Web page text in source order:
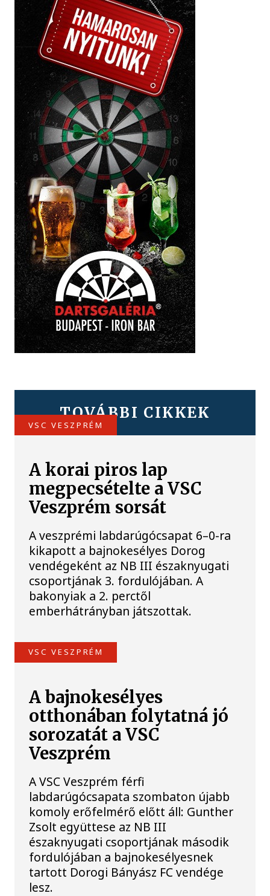
TOVÁBBI CIKKEK
VSC VESZPRÉM
A korai piros lap
megpecsételte a VSC
Veszprém sorsát
A veszprémi labdarúgócsapat 6–0-ra
kikapott a bajnokesélyes Dorog
vendégeként az NB III északnyugati
csoportjának 3. fordulójában. A
bakonyiak a 2. perctől
emberhátrányban játszottak.
VSC VESZPRÉM
A bajnokesélyes
otthonában folytatná jó
sorozatát a VSC
Veszprém
A VSC Veszprém férfi
labdarúgócsapata szombaton újabb
komoly erőfelmérő előtt áll: Gunther
Zsolt együttese az NB III
északnyugati csoportjának második
fordulójában a bajnokesélyesnek
tartott Dorogi Bányász FC vendége
lesz.